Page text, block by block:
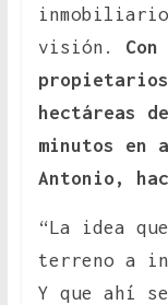
visión.
hectáreas
minutos en
Antonio,
“La idea
terreno a
Y que ahí